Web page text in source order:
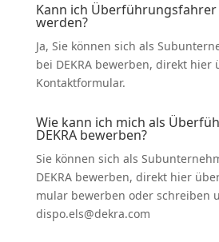
Kann ich Überfüh­rungs­fahrer
werden?
Ja, Sie können sich als
bei DEKRA bewerben, direkt hier
Kontakt­for­mular.
Wie kann ich mich als
DEKRA bewerben?
Sie können sich als
DEKRA bewerben, direkt hier
mular bewerben oder schreiben
dispo.els@dekra.com